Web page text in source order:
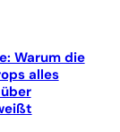
Warum die
alles